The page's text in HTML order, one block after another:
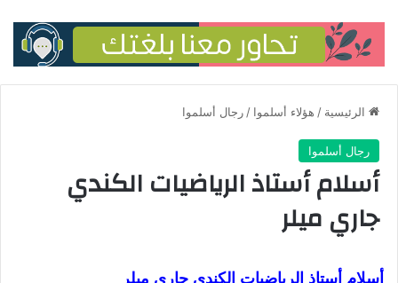
الرئيسية / هؤلاء أسلموا / رجال أسلموا
رجال أسلموا
أسلام أستاذ الرياضيات الكندي
جاري ميلر
أسلام أستاذ الرياضيات الكندي جاري ميلر